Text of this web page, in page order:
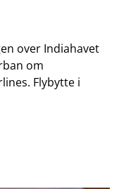
over Indiahavet
om
Flybytte i